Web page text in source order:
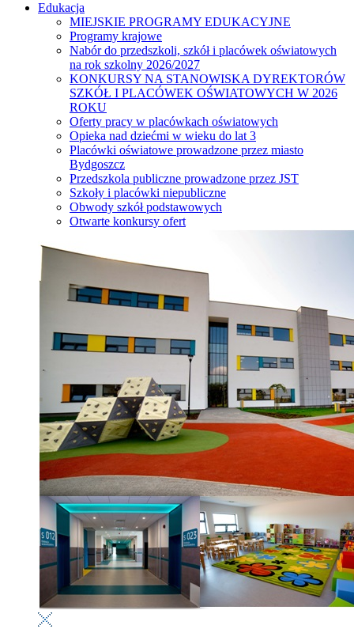
Edukacja
MIEJSKIE PROGRAMY EDUKACYJNE
Programy krajowe
Nabór do przedszkoli, szkół i placówek oświatowych
na rok szkolny 2026/2027
KONKURSY NA STANOWISKA DYREKTORÓW
SZKÓŁ I PLACÓWEK OŚWIATOWYCH W 2026
ROKU
Oferty pracy w placówkach oświatowych
Opieka nad dziećmi w wieku do lat 3
Placówki oświatowe prowadzone przez miasto
Bydgoszcz
Przedszkola publiczne prowadzone przez JST
Szkoły i placówki niepubliczne
Obwody szkół podstawowych
Otwarte konkursy ofert